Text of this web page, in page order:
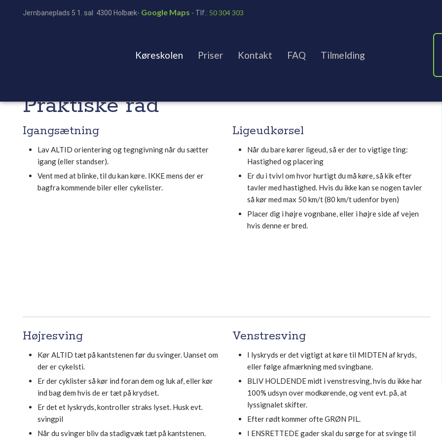
Jernbaneplads 5 1. sal 4300 Holbæk- Google Maps - ​Tlf.: 50 304 303
Køreskolen Priser Kontakt FAQ Tilmelding
​Praktiske råd
Igangsætning
Lav ALTID orientering og tegngivning når du sætter
igang (eller standser).
Vent med at blinke, til du kan køre. IKKE mens der er
bagfra kommende biler eller cykelister.
Ligeudkørsel
Når du bare kører ligeud, så er der to vigtige ting:
Hastighed og placering
Er du i tvivl om hvor hurtigt du må køre, så kik efter
tavler med hastighed. Hvis du ikke kan se nogen tavler
så kør med max 50 km/t (80 km/t udenfor byen)
Placer dig i højre vognbane, eller i højre side af vejen
hvis denne er bred.
Højresving
Kør ALTID tæt på kantstenen før du svinger. Uanset om
der er cykelsti.
Er der cyklister så kør ind foran dem og luk af, eller kør
ind bag dem hvis de er tæt på krydset.
Er det et lyskryds, kontroller straks lyset. Husk evt.
svingpil
Når du svinger bliv da stadigvæk tæt på kantstenen.
​Venstresving
I lyskryds er det vigtigt at køre til MIDTEN af kryds,
eller følge afmærkning med svingbane.
BLIV HOLDENDE midt i venstresving, hvis du ikke har
100% udsyn over modkørende, og vent evt. på, at
lyssignalet skifter.
Efter rødt kommer ofte GRØN PIL.
I ENSRETTEDE gader skal du sørge for at svinge til